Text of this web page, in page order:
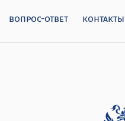
вопрос-ответ контакты